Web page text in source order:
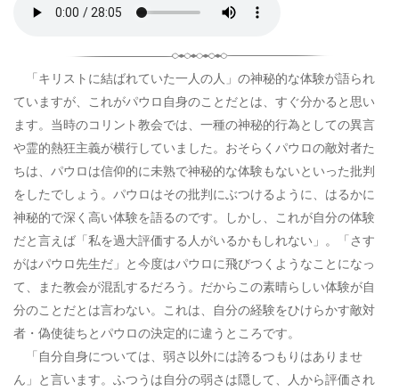
「キリストに結ばれていた一人の人」の神秘的な体験が語られ
ていますが、これがパウロ自身のことだとは、すぐ分かると思い
ます。当時のコリント教会では、一種の神秘的行為としての異言
や霊的熱狂主義が横行していました。おそらくパウロの敵対者た
ちは、パウロは信仰的に未熟で神秘的な体験もないといった批判
をしたでしょう。パウロはその批判にぶつけるように、はるかに
神秘的で深く高い体験を語るのです。しかし、これが自分の体験
だと言えば「私を過大評価する人がいるかもしれない」。「さす
がはパウロ先生だ」と今度はパウロに飛びつくようなことになっ
て、また教会が混乱するだろう。だからこの素晴らしい体験が自
分のことだとは言わない。これは、自分の経験をひけらかす敵対
者・偽使徒ちとパウロの決定的に違うところです。
「自分自身については、弱さ以外には誇るつもりはありませ
ん」と言います。ふつうは自分の弱さは隠して、人から評価され